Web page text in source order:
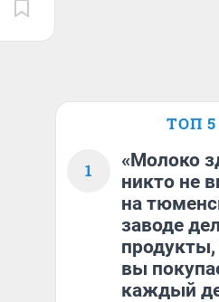
ТОП 5
1
«Молоко
никто не
на
заводе
вы
каждый